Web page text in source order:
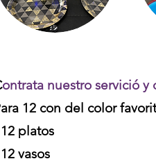
ontrata nuestro servició
12 con del color
platos
vasos